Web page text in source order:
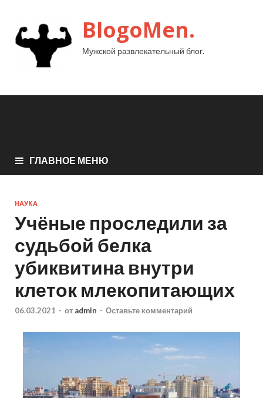
BlogoMen.
Мужской развлекательный блог.
ГЛАВНОЕ МЕНЮ
НАУКА
Учёные проследили за
судьбой белка
убиквитина внутри
клеток млекопитающих
06.03.2021 - от admin - Оставьте комментарий